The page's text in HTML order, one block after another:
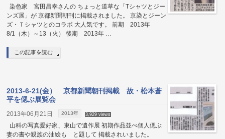
染色家 宮田昌幸さんの ちょっと道草な「Tシャツとジー
ンズ展」が 京都新聞朝刊に掲載されました。 京染とジーン
ズ・Ｔシャツとのコラボ 大人気です。 前期 2013年
8/1（木）～13（火） 後期 2013年 …
この記事を読む
2013-6-21(金） 京都新聞朝刊掲載 故・松本蒼
平を偲ぶ展覧会
2013年06月21日 2013年 3,929 views
山科の写真愛好家、東山で遺作展 初期作品並べ個人偲ぶ
妻の書や親族の油絵も と題して 掲載されいました。